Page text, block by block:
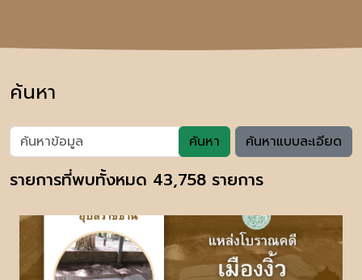
ค้นหา
ค้นหา ค้นหาแบบละเอียด
รายการที่พบทั้งหมด 43,758 รายการ